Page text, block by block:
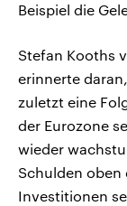
Beispiel die
Stefan Kooths
erinnerte
zuletzt eine
der Eurozone
wieder
Schulden
Investitionen